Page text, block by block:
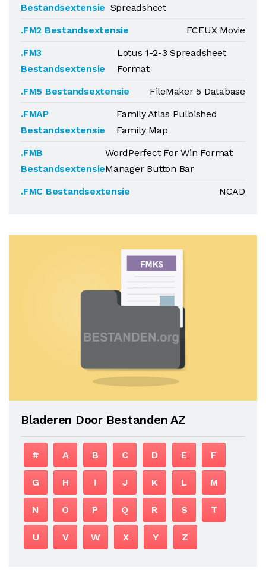
Bestandsextensie Spreadsheet
.FM2 Bestandsextensie
FCEUX Movie
.FM3
Bestandsextensie
Lotus 1-2-3 Spreadsheet
Format
.FM5 Bestandsextensie
FileMaker 5 Database
.FMAP
Bestandsextensie
Family Atlas Pulbished
Family Map
.FMB
Bestandsextensie
WordPerfect For Win Format
Manager Button Bar
.FMC Bestandsextensie
NCAD
Bladeren Door Bestanden AZ
# A B C D E F
G H I J K L M
N O P Q R S T
U V W X Y Z